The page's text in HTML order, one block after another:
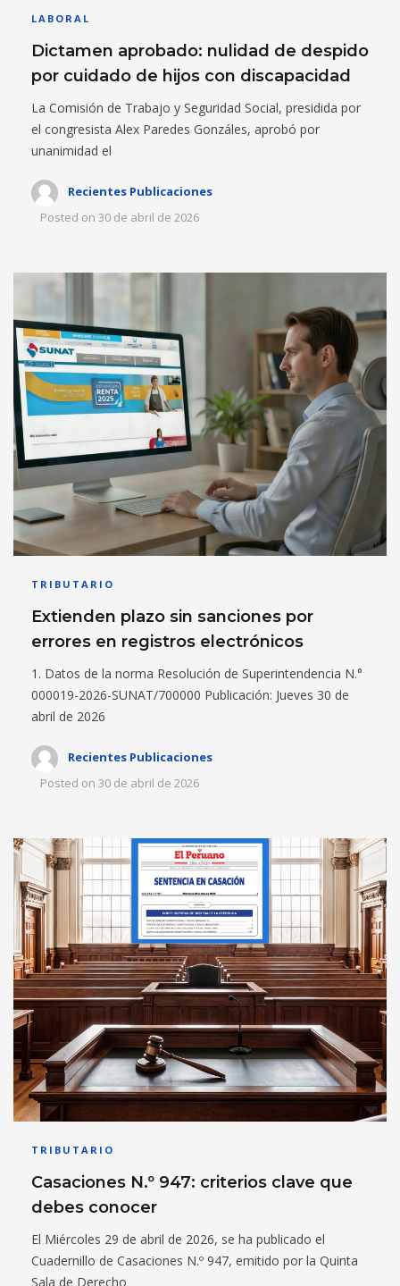
LABORAL
Dictamen aprobado: nulidad de despido
por cuidado de hijos con discapacidad
La Comisión de Trabajo y Seguridad Social, presidida por
el congresista Alex Paredes Gonzáles, aprobó por
unanimidad el
Recientes Publicaciones
Posted on 30 de abril de 2026
TRIBUTARIO
Extienden plazo sin sanciones por
errores en registros electrónicos
1. Datos de la norma Resolución de Superintendencia N.°
000019-2026-SUNAT/700000 Publicación: Jueves 30 de
abril de 2026
Recientes Publicaciones
Posted on 30 de abril de 2026
TRIBUTARIO
Casaciones N.º 947: criterios clave que
debes conocer
El Miércoles 29 de abril de 2026, se ha publicado el
Cuadernillo de Casaciones N.º 947, emitido por la Quinta
Sala de Derecho